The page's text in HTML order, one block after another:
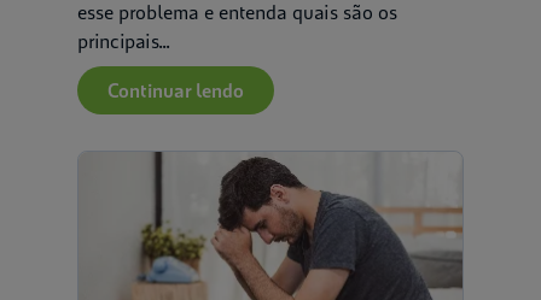
esse problema e entenda quais são os
principais...
Continuar lendo